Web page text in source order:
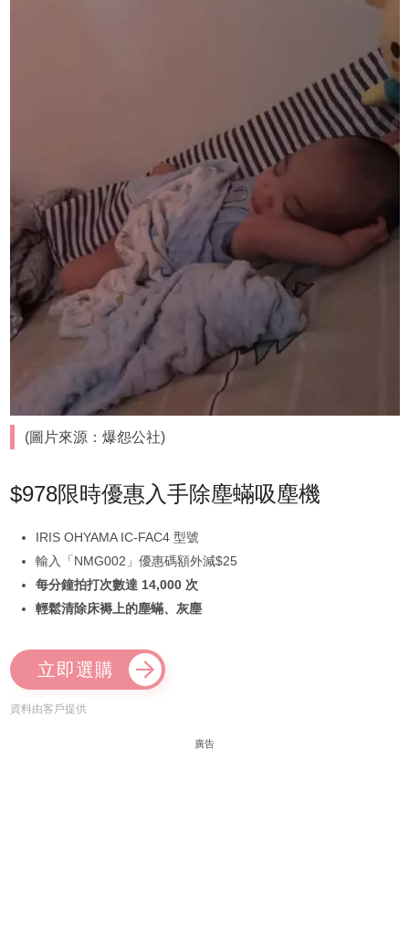
(圖片來源：爆怨公社)
$978限時優惠入手除塵蟎吸塵機
IRIS OHYAMA IC-FAC4 型號
輸入「NMG002」優惠碼額外減$25
每分鐘拍打次數達 14,000 次
輕鬆清除床褥上的塵蟎、灰塵
立即選購
資料由客戶提供
廣告